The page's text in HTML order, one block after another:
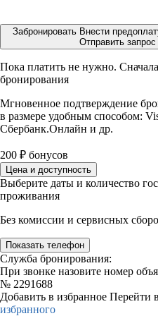
Забронировать Внести
Отправить запрос
Пока платить не нужно.
бронирования
Мгновенное подтверждение
в размере удобным способом:
Сбербанк.Онлайн и др.
200 ₽ бонусов
Цена и доступность
Выберите даты и количество
проживания
Без комиссии и сервисных
Показать телефон
Служба бронирования:
При звонке назовите номер
№ 2291688
Добавить в избранное Перейти
избранного